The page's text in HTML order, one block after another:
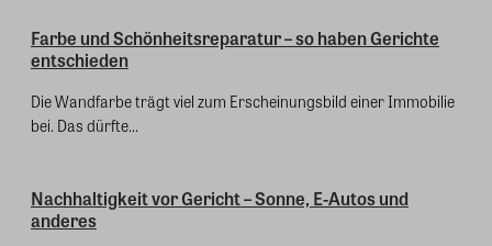
Farbe und Schönheitsreparatur – so haben Gerichte
entschieden
Die Wandfarbe trägt viel zum Erscheinungsbild einer Immobilie
bei. Das dürfte...
Nachhaltigkeit vor Gericht – Sonne, E-Autos und
anderes